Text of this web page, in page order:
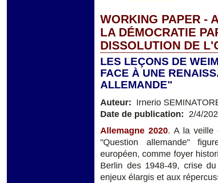
WORKING PAPER -
LA DÉMOCRATIE
DISSOLUTION DE
LES LEÇONS DE
FACE À UNE
ALLEMANDE"
Auteur: Irnerio
Date de publication: 2/4/
Allemagne 2020.A la veille
"Question allemande"
européen, comme foyer
Berlin des 1948-49, crise
enjeux élargis et aux